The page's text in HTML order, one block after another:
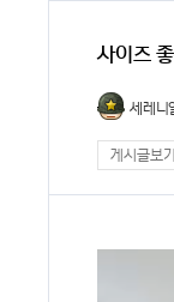
사이즈
세레니
게시글보기